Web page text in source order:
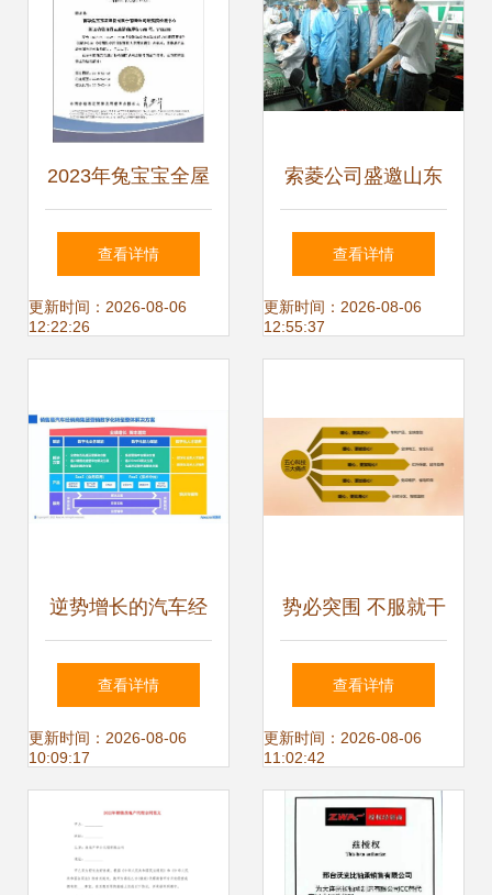
2023年兔宝宝全屋
定制经销商群英荟
圆满举行 携手共创
篇章
查看详情
更新时间：2026-08-06
12:22:26
索菱公司盛邀山东
经销商走进工厂深
化合作共促双赢
查看详情
更新时间：2026-08-06
12:55:37
逆势增长的汽车经
销商 销售易CRM
助业绩提升四法
查看详情
更新时间：2026-08-06
10:09:17
势必突围 不服就干
——2019年富林传
世经销商年会暨新
品发布会盛大启幕
查看详情
更新时间：2026-08-06
11:02:42